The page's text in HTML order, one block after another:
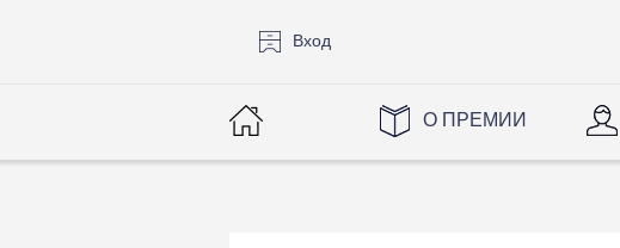
Вход
О ПРЕМИИ